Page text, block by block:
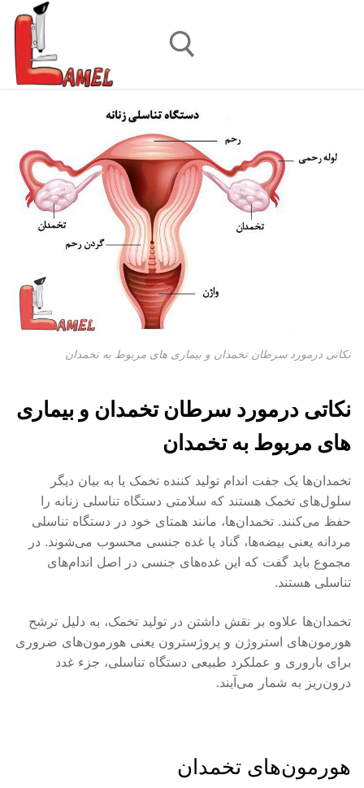
نکاتی درمورد سرطان تخمدان و بیماری های مربوط به تخمدان
نکاتی درمورد سرطان تخمدان و بیماری
های مربوط به تخمدان
تخمدان‌ها یک جفت اندام تولید کننده تخمک یا به بیان دیگر
سلول‌های تخمک هستند که سلامتی دستگاه تناسلی زنانه را
حفظ می‌کنند. تخمدان‌ها، مانند همتای خود در دستگاه تناسلی
مردانه یعنی بیضه‌ها، گناد یا غده جنسی محسوب می‌شوند. در
مجموع باید گفت که این غده‌های جنسی در اصل اندام‌های
تناسلی هستند.
تخمدان‌ها علاوه بر نقش داشتن در تولید تخمک، به دلیل ترشح
هورمون‌های استروژن و پروژسترون یعنی هورمون‌های ضروری
برای باروری و عملکرد طبیعی دستگاه تناسلی، جزء غدد
درون‌ریز به شمار می‌آیند.
هورمون‌های تخمدان